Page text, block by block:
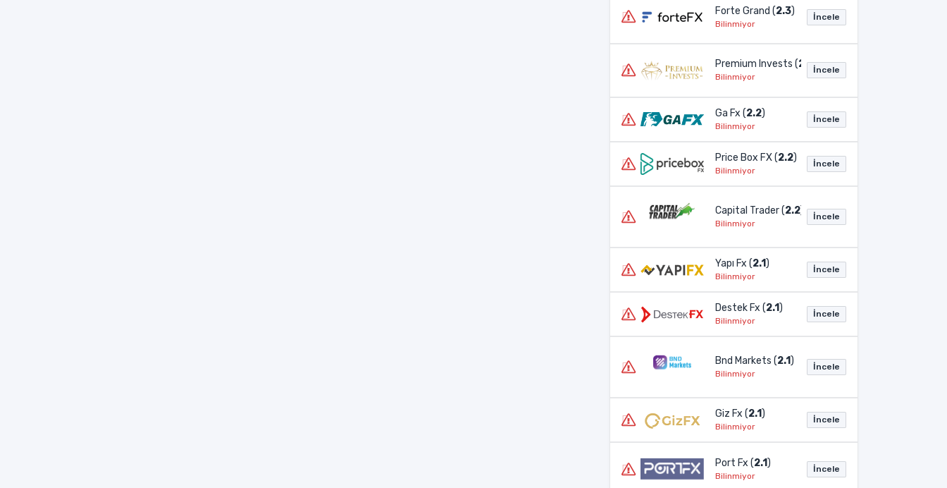
Forte Grand (2.3)
Bilinmiyor
İncele
Premium Invests (2.3)
Bilinmiyor
İncele
Ga Fx (2.2)
Bilinmiyor
İncele
Price Box FX (2.2)
Bilinmiyor
İncele
Capital Trader (2.2)
Bilinmiyor
İncele
Yapı Fx (2.1)
Bilinmiyor
İncele
Destek Fx (2.1)
Bilinmiyor
İncele
Bnd Markets (2.1)
Bilinmiyor
İncele
Giz Fx (2.1)
Bilinmiyor
İncele
Port Fx (2.1)
Bilinmiyor
İncele